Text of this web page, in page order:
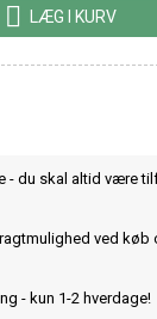
 LÆG I KURV
- du skal altid være
ved køb
- kun 1-2 hverdage!